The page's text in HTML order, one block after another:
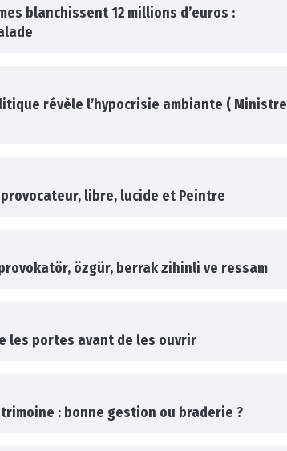
blanchissent 12 millions d’euros :
révèle l’hypocrisie ambiante ( Ministre
provocateur, libre, lucide et Peintre
özgür, berrak zihinli ve ressam
les portes avant de les ouvrir
: bonne gestion ou braderie ?